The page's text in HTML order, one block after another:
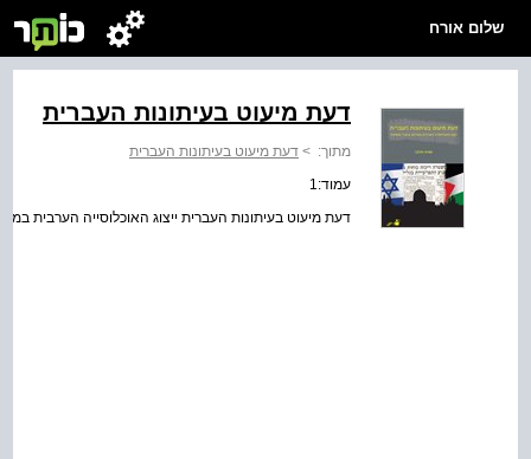
שלום אורח
דעת מיעוט בעיתונות העברית
מתוך: > דעת מיעוט בעיתונות העברית
עמוד:1
דעת מיעוט בעיתונות העברית ייצוג האוכלוסייה הערבית